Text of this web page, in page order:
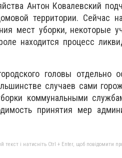
Антон Ковалевский
территории. Сейчас
мест уборки, некоторые
находится процесс
головы отдельно
случаев сами
коммунальными
принятия мер
текст і натисніть Ctrl + Enter, щоб повідомити